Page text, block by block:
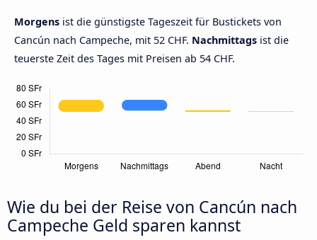
Morgens ist die günstigste Tageszeit für Bustickets von
Cancún nach Campeche, mit 52 CHF. Nachmittags ist die
teuerste Zeit des Tages mit Preisen ab 54 CHF.
Wie du bei der Reise von Cancún nach
Campeche Geld sparen kannst